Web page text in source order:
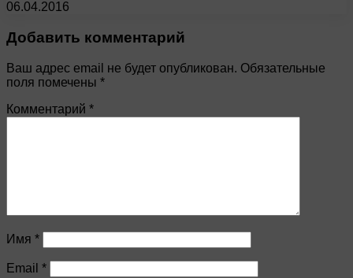
06.04.2016
Добавить комментарий
Ваш адрес email не будет опубликован. Обязательные
поля помечены *
Комментарий *
Имя *
Email *